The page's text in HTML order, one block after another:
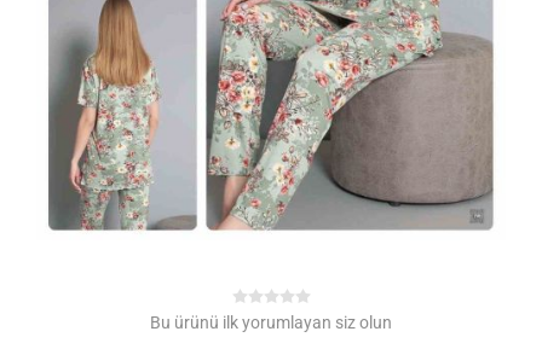
Bu ürünü ilk yorumlayan siz olun